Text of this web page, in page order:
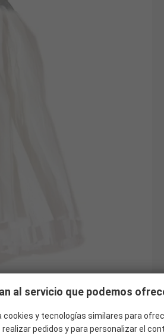
productos similares
al servicio que podemos
y tecnologías similares para
realizar pedidos y para personalizar el